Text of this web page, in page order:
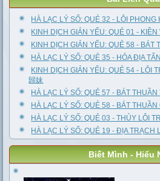
HÀ LẠC LÝ SỐ: QUẺ 32 - LÔI PHONG
KINH DỊCH GIẢN YẾU: QUẺ 01 - KIỀN
KINH DỊCH GIẢN YẾU: QUẺ 58 - BÁT
HÀ LẠC LÝ SỐ: QUẺ 35 - HỎA ĐỊA TẤN
KINH DỊCH GIẢN YẾU: QUẺ 54 - LÔI
歸妹
HÀ LẠC LÝ SỐ: QUẺ 57 - BÁT THUẦN
HÀ LẠC LÝ SỐ: QUẺ 58 - BÁT THUẦN
HÀ LẠC LÝ SỐ: QUẺ 03 - THỦY LÔI
HÀ LẠC LÝ SỐ: QUẺ 19 - ĐỊA TRẠCH
Biết Mình - Hiểu